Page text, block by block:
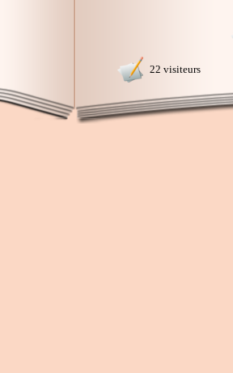
22 visiteurs